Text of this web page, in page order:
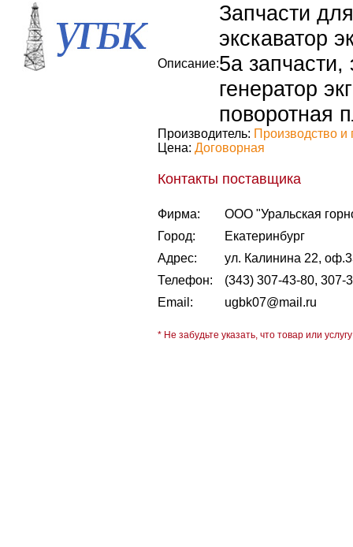
Описание:
Запчасти
экскаватор
5а запчасти,
генератор
поворотная
Производитель: Производство и
Цена: Договорная
Контакты поставщика
Фирма:
ООО "Уральская
Город:
Екатеринбург
Адрес:
ул. Калинина 22,
Телефон:
(343) 307-43-80, 307-
Email:
ugbk07@mail.ru
* Не забудьте указать, что товар или